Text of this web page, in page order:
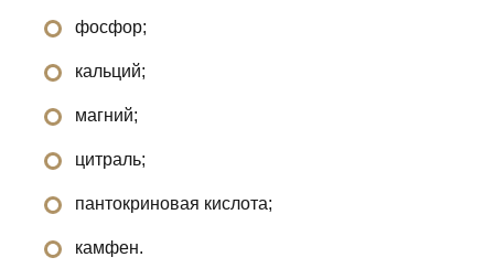
фосфор;
кальций;
магний;
цитраль;
пантокриновая кислота;
камфен.